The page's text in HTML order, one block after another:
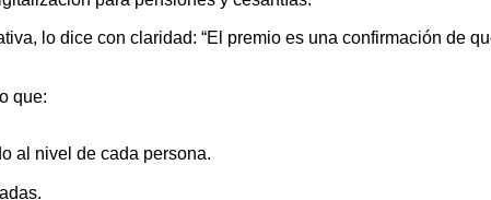
lo dice con claridad: “El premio es una confirmación de
que:
al nivel de cada persona.